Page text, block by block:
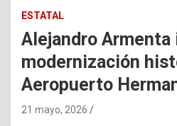
ESTATAL
Alejandro Armenta
modernización
Aeropuerto
21 mayo, 2026